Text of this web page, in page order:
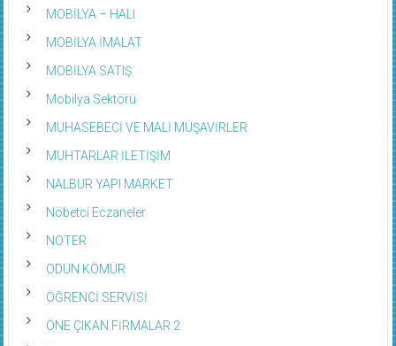
MOBİLYA – HALI
MOBİLYA İMALAT
MOBİLYA SATIŞ
Mobilya Sektörü
MUHASEBECİ VE MALİ MÜŞAVİRLER
MUHTARLAR İLETİŞİM
NALBUR YAPI MARKET
Nöbetci Eczaneler
NOTER
ODUN KÖMÜR
ÖĞRENCİ SERVİSİ
ÖNE ÇIKAN FİRMALAR 2